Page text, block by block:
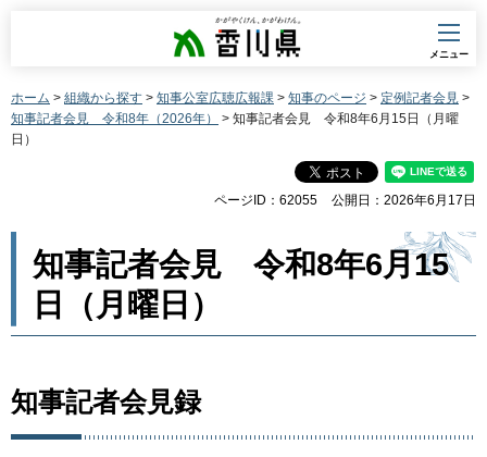
香川県
メニュー
ホーム > 組織から探す > 知事公室広聴広報課 > 知事のページ > 定例記者会見 >
知事記者会見 令和8年（2026年）
> 知事記者会見 令和8年6月15日（月曜
日）
ページID：62055 公開日：2026年6月17日
知事記者会見 令和8年6月15
日（月曜日）
知事記者会見録